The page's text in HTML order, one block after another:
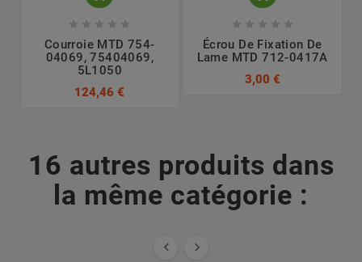
    
Courroie MTD 754-
04069, 75404069,
5L1050
124,46 €
    
Écrou De Fixation De
Lame MTD 712-0417A
3,00 €
16 autres produits dans
la même catégorie :
 